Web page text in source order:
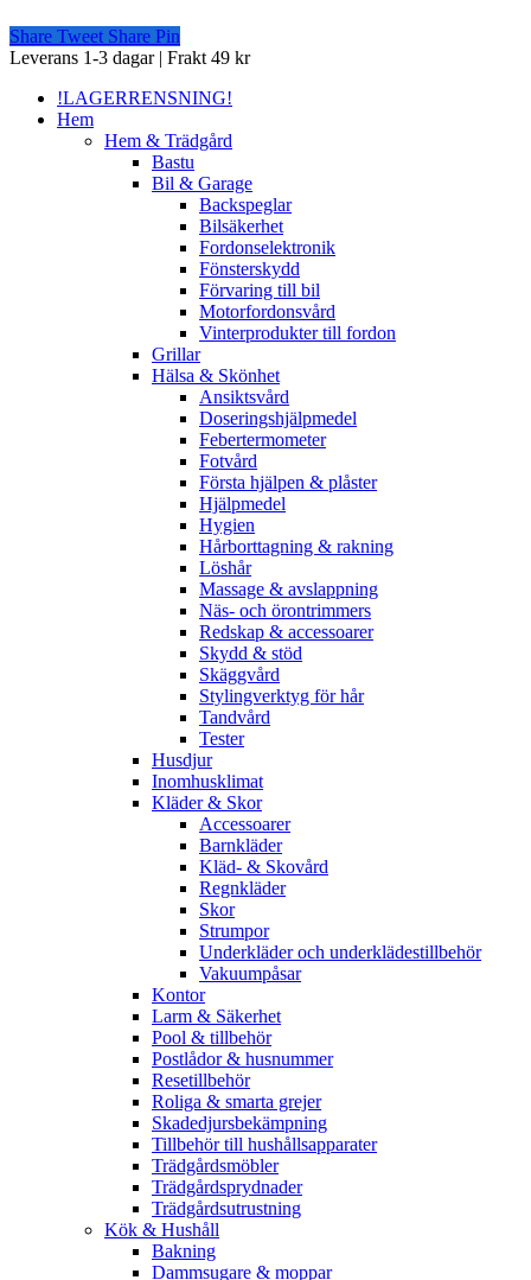
Share Tweet Share Pin
Close
Leverans 1-3 dagar | Frakt 49 kr
!LAGERRENSNING!
Hem
Hem & Trädgård
Bastu
Bil & Garage
Backspeglar
Bilsäkerhet
Fordonselektronik
Fönsterskydd
Förvaring till bil
Motorfordonsvård
Vinterprodukter till fordon
Grillar
Hälsa & Skönhet
Ansiktsvård
Doseringshjälpmedel
Febertermometer
Fotvård
Första hjälpen & plåster
Hjälpmedel
Hygien
Hårborttagning & rakning
Löshår
Massage & avslappning
Näs- och örontrimmers
Redskap & accessoarer
Skydd & stöd
Skäggvård
Stylingverktyg för hår
Tandvård
Tester
Husdjur
Inomhusklimat
Kläder & Skor
Accessoarer
Barnkläder
Kläd- & Skovård
Regnkläder
Skor
Strumpor
Underkläder och underklädestillbehör
Vakuumpåsar
Kontor
Larm & Säkerhet
Pool & tillbehör
Postlådor & husnummer
Resetillbehör
Roliga & smarta grejer
Skadedjursbekämpning
Tillbehör till hushållsapparater
Trädgårdsmöbler
Trädgårdsprydnader
Trädgårdsutrustning
Kök & Hushåll
Bakning
Dammsugare & moppar